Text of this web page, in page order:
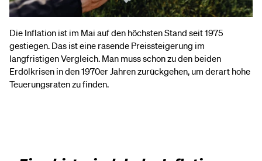
Die Inflation ist im Mai auf den höchsten Stand seit 1975
gestiegen. Das ist eine rasende Preissteigerung im
langfristigen Vergleich. Man muss schon zu den beiden
Erdölkrisen in den 1970er Jahren zurückgehen, um derart hohe
Teuerungsraten zu finden.